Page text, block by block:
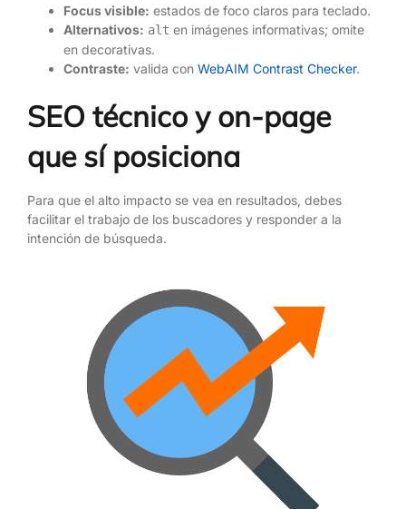
Focus visible: estados de foco claros para teclado.
Alternativos: alt en imágenes informativas; omite
en decorativas.
Contraste: valida con WebAIM Contrast Checker.
SEO técnico y on-page
que sí posiciona
Para que el alto impacto se vea en resultados, debes
facilitar el trabajo de los buscadores y responder a la
intención de búsqueda.